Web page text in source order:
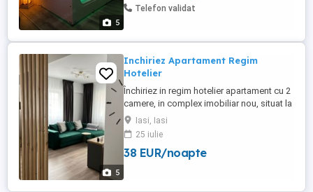
5
inclusa in pret. Mai multe detalii la telefon.
Telefon validat
5
Inchiriez Apartament Regim
Hotelier
Închiriez in regim hotelier apartament cu 2
camere, in complex imobiliar nou, situat la
2 km de centrul orașului Iași, aproape de
ieșirea din oraș, în cartier Dacia.
Apartamentul este complet mobilat și
utilat, dispune de loc de parcare privat,
Iasi, Iasi
25 iulie
38 EUR/noapte